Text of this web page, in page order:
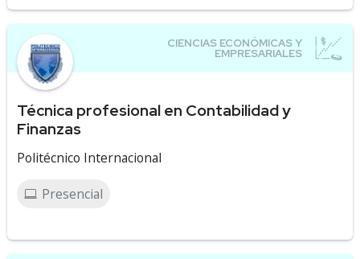
Técnica profesional en Contabilidad y
Finanzas
Politécnico Internacional
Presencial